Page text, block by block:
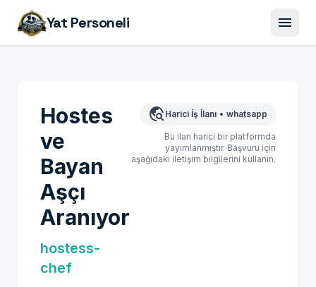
Yat Personeli menu
Hostes
ve
Bayan
Aşçı
Aranıyor
hostess-
chef
travel_explore Harici İş İlanı • whatsapp
Bu ilan harici bir platformda
yayımlanmıştır. Başvuru için
aşağıdaki iletişim bilgilerini kullanın.